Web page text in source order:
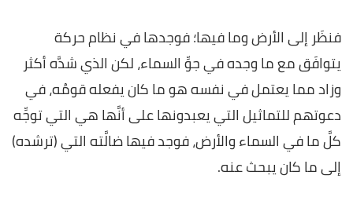
فنظَر إلى الأرض وما فيها؛ فوجدها في نظام حركة
يتوافَق مع ما وجده في جوِّ السماء، لكن الذي شدَّه أكثر
وزاد مما يعتمل في نفسه هو ما كان يفعله قومُه، في
دعوتهم للتماثيل التي يعبدونها على أنَّها هي التي توجِّه
كلَّ ما في السماء والأرض، فوجد فيها ضالَّته التي (ترشده)
إلى ما كان يبحث عنه.